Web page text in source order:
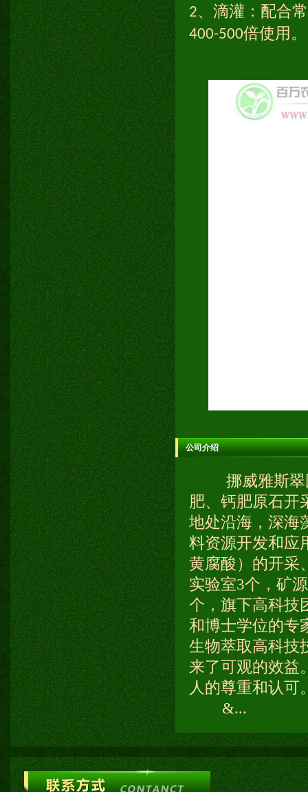
2、滴灌：配合
400-500倍使用。
公司介绍
挪威雅斯翠国
肥、钙肥原石开
地处沿海，深海
料资源开发和应
黄腐酸）的开采
实验室3个，矿
个，旗下高科技
和博士学位的专
生物萃取高科技
来了可观的效益
人的尊重和认可
&...